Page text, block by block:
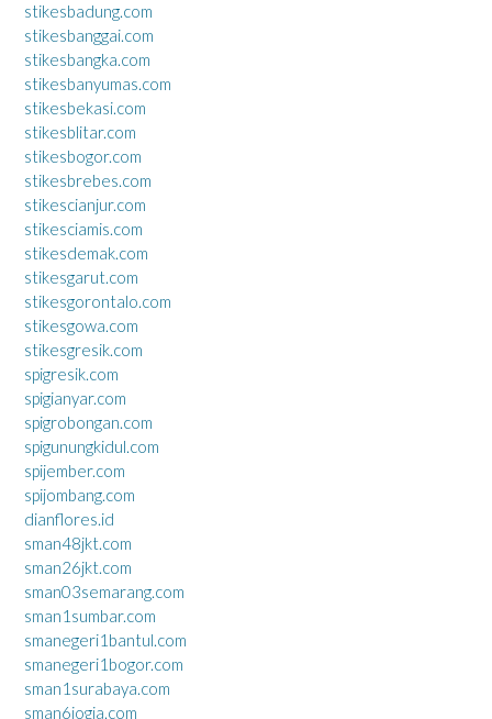
stikesbadung.com
stikesbanggai.com
stikesbangka.com
stikesbanyumas.com
stikesbekasi.com
stikesblitar.com
stikesbogor.com
stikesbrebes.com
stikescianjur.com
stikesciamis.com
stikesdemak.com
stikesgarut.com
stikesgorontalo.com
stikesgowa.com
stikesgresik.com
spigresik.com
spigianyar.com
spigrobongan.com
spigunungkidul.com
spijember.com
spijombang.com
dianflores.id
sman48jkt.com
sman26jkt.com
sman03semarang.com
sman1sumbar.com
smanegeri1bantul.com
smanegeri1bogor.com
sman1surabaya.com
sman6jogja.com